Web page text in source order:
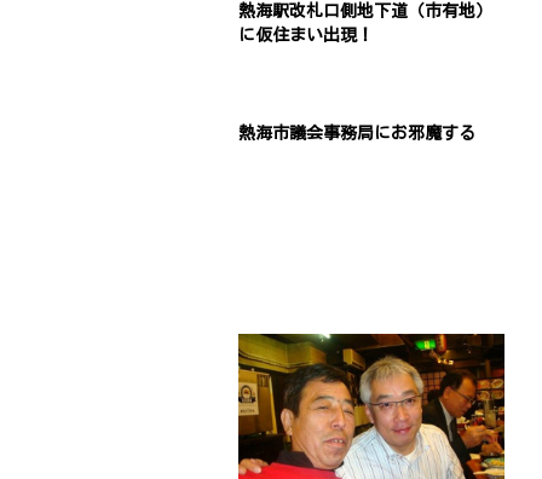
熱海駅改札口側地下道（市有地）
に仮住まい出現！
熱海市議会事務局にお邪魔する